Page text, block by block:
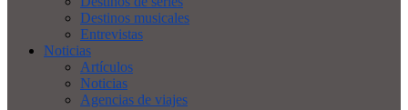
Destinos musicales
Entrevistas
Noticias
Artículos
Noticias
Agencias de viajes